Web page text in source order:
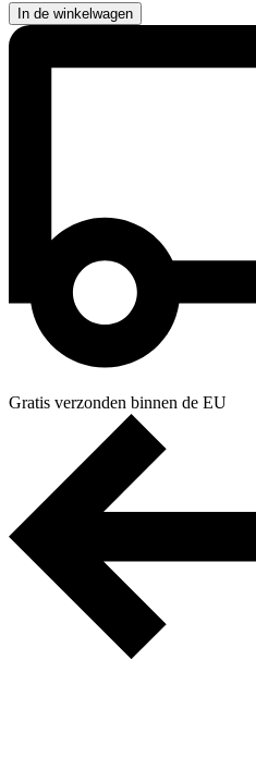
In de winkelwagen
Gratis verzonden binnen de EU